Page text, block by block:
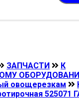
ЗАПЧАСТИ
К
овощерезкам
525071